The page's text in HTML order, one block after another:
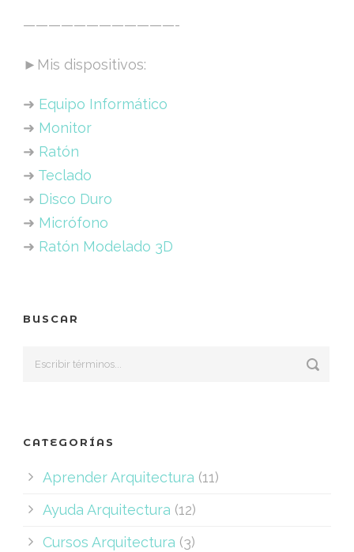
————————————-
►Mis dispositivos:
➜ Equipo Informático
➜ Monitor
➜ Ratón
➜ Teclado
➜ Disco Duro
➜ Micrófono
➜ Ratón Modelado 3D
BUSCAR
CATEGORÍAS
Aprender Arquitectura (11)
Ayuda Arquitectura (12)
Cursos Arquitectura (3)